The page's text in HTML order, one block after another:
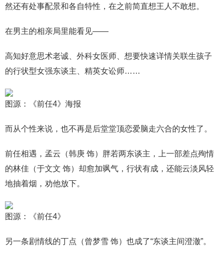
然还有处事配景和各自特性，在之前简直想王人不敢想。
在男主的相亲局里能看见——
高知好意思术老诚、外科女医师、想要快速详情关联生孩子
的行状型女强东谈主、精英女讼师……
图源：《前任4》海报
而从个性来说，也不再是后堂堂顶恋爱脑走六合的女性了。
前任相遇，孟云（韩庚 饰）胖若两东谈主，上一部差点殉情
的林佳（于文文 饰）却愈加飒气，行状有成，还能云淡风轻
地抽着烟，劝他放下。
图源：《前任4》
另一条剧情线的丁点（曾梦雪 饰）也成了“东谈主间澄澈”。